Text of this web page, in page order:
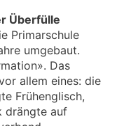
Überfülle
Primarschule
umgebaut.
Das
allem eines: die
Frühenglisch,
drängte auf